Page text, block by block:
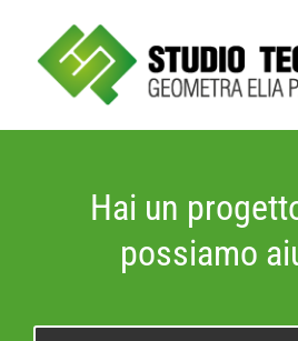
contenuto
Hai un
possiamo